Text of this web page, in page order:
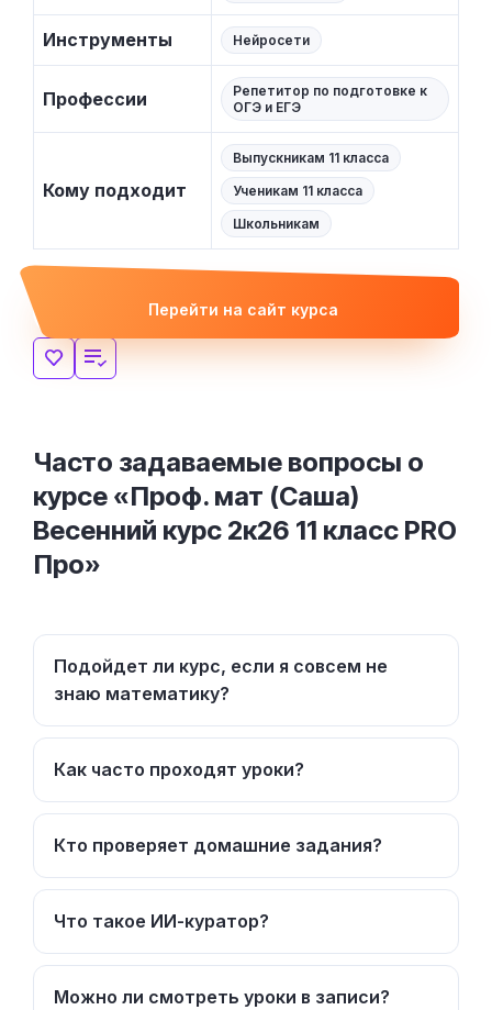
Инструменты Нейросети
Профессии
Репетитор по подготовке к
ОГЭ и ЕГЭ
Кому подходит
Выпускникам 11 класса
Ученикам 11 класса
Школьникам
Перейти на сайт курса
Часто задаваемые вопросы о
курсе «Проф. мат (Саша)
Весенний курс 2к26 11 класс PRO
Про»
Подойдет ли курс, если я совсем не
знаю математику?
Как часто проходят уроки?
Кто проверяет домашние задания?
Что такое ИИ-куратор?
Можно ли смотреть уроки в записи?